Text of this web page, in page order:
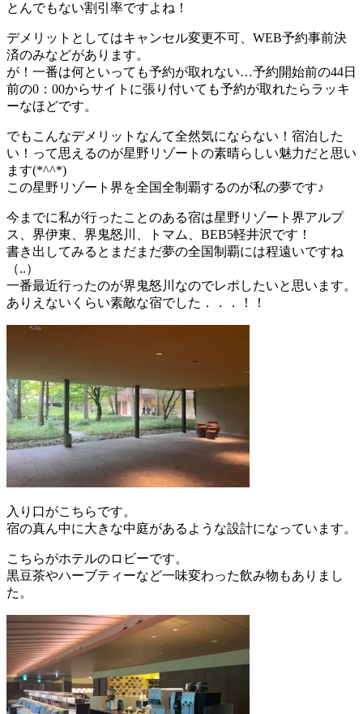
とんでもない割引率ですよね！
デメリットとしてはキャンセル変更不可、WEB予約事前決
済のみなどがあります。
が！一番は何といっても予約が取れない…予約開始前の44日
前の0：00からサイトに張り付いても予約が取れたらラッキ
ーなほどです。
でもこんなデメリットなんて全然気にならない！宿泊した
い！って思えるのが星野リゾートの素晴らしい魅力だと思い
ます(*^^*)
この星野リゾート界を全国全制覇するのが私の夢です♪
今までに私が行ったことのある宿は星野リゾート界アルプ
ス、界伊東、界鬼怒川、トマム、BEB5軽井沢です！
書き出してみるとまだまだ夢の全国制覇には程遠いですね
（..）
一番最近行ったのが界鬼怒川なのでレポしたいと思います。
ありえないくらい素敵な宿でした．．．！！
入り口がこちらです。
宿の真ん中に大きな中庭があるような設計になっています。
こちらがホテルのロビーです。
黒豆茶やハーブティーなど一味変わった飲み物もありまし
た。